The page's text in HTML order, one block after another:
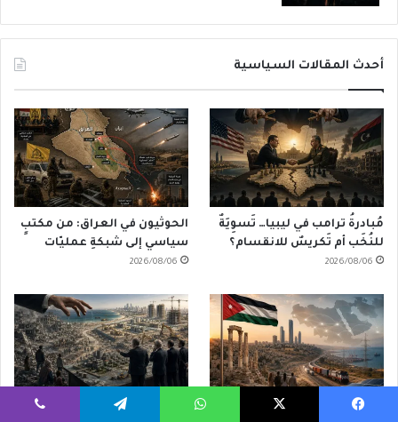
أحدث المقالات السياسية
مُبادرةُ ترامب في ليبيا… تَسوِيَةٌ
للنُخَب أم تَكريسٌ للانقسام؟
2026/08/06
الحوثيون في العراق: من مكتبٍ
سياسي إلى شبكةِ عمليّات
2026/08/06
الأردن وإعادةُ تَشكيلِ الشرق
مجلس السلام في غزة… إعادة